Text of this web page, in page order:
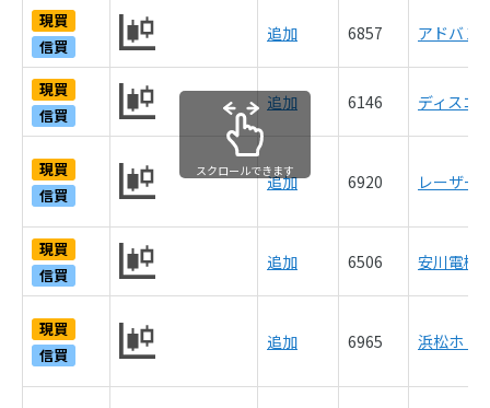
現買
信買
追加 6857 アドバン
現買
信買
追加 6146 ディスコ
現買
信買
追加 6920 レーザー
現買
信買
追加 6506 安川電機
現買
信買
追加 6965 浜松ホト
スクロールできます